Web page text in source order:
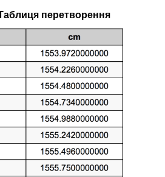
перетворення